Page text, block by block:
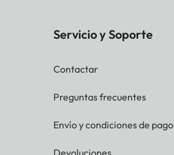
Servicio y Soporte
Contactar
Preguntas frecuentes
Envío y condiciones de pago
Devoluciones